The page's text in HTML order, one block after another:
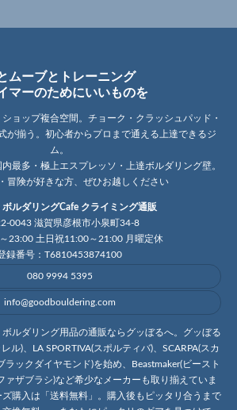
ムーブとトレーニング
マーのためにいいものを
ョップ複合空間。チョーク・クラッシュパッド・
が揃う。初心者からプロまで通える上達できるジ
ム。
最多・極上エスプレッソ・上達ボルダリング壁。
冒険が好きな方、ぜひお越しください
ボルダリングCafe クライミング通販
0043 滋賀県彦根市小泉町34-8
23:00 土日祝11:00～21:00 月曜定休
録番号：T6810453874100
080 9994 5395
info@goodbouldering.com
ルダリング用品の通販ならグッぼるへ。グッぼる
ル)、LA SPORTIVA(スポルティバ)、SCARPA(スカ
ラックダイヤモンド)を始め、Beastmaker(ビースト
ァザブラシ)など希少なメーカーも取り揃えていま
購入は「送料無料」。購入後もピッタリ合うまで